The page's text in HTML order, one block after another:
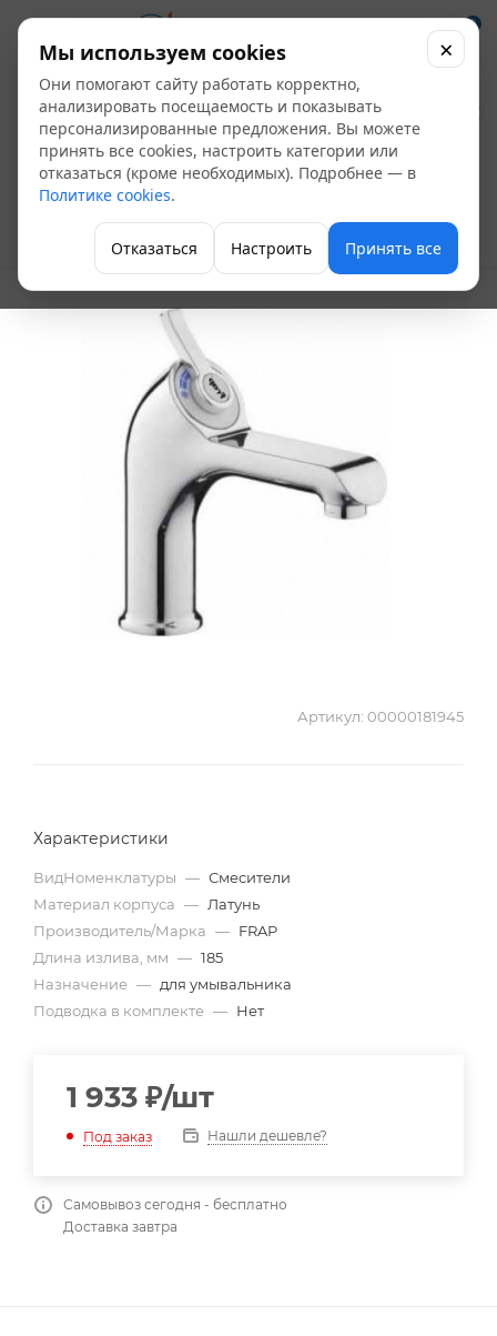
0
Смеситель
умывальник FRAP
F1087 одноручный
Однорычажные
Артикул: 00000181945
Характеристики
ВидНоменклатуры — Смесители
Материал корпуса — Латунь
Производитель/Марка — FRAP
Длина излива, мм — 185
Назначение — для умывальника
Подводка в комплекте — Нет
1 933 ₽/шт
Под заказ Нашли дешевле?
Самовывоз сегодня - бесплатно
Доставка завтра
Мы используем cookies
Они помогают сайту работать корректно,
анализировать посещаемость и показывать
персонализированные предложения. Вы можете
принять все cookies, настроить категории или
отказаться (кроме необходимых). Подробнее — в
Политике cookies.
Отказаться Настроить Принять все
×